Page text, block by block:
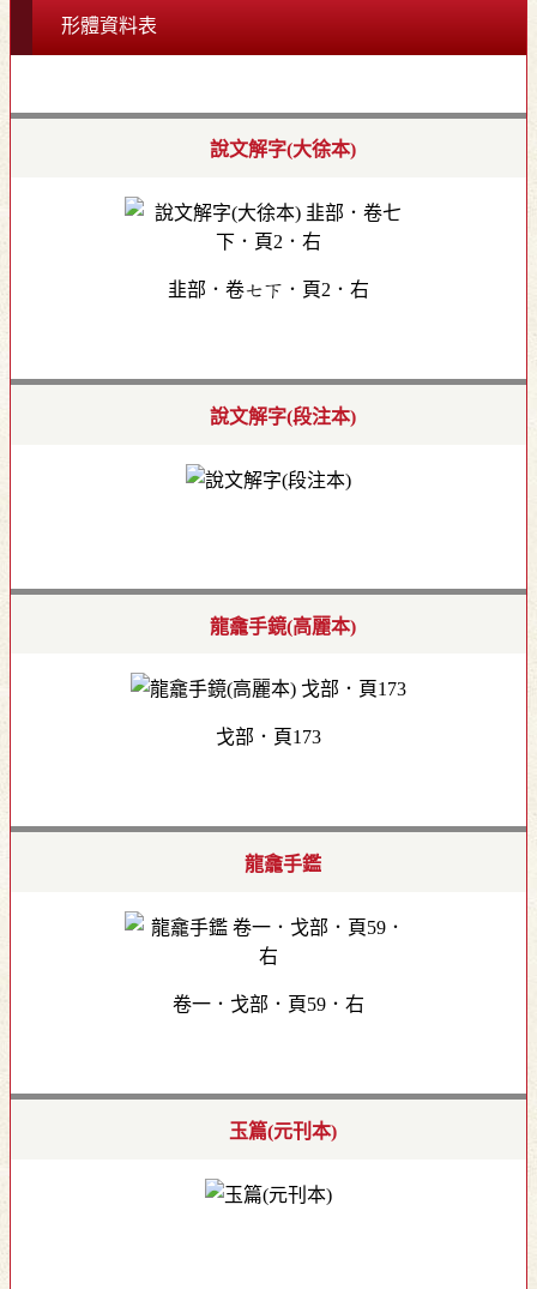
形體資料表
說文解字(大徐本)
韭部．卷七下．頁2．右
說文解字(段注本)
龍龕手鏡(高麗本)
戈部．頁173
龍龕手鑑
卷一．戈部．頁59．右
玉篇(元刊本)